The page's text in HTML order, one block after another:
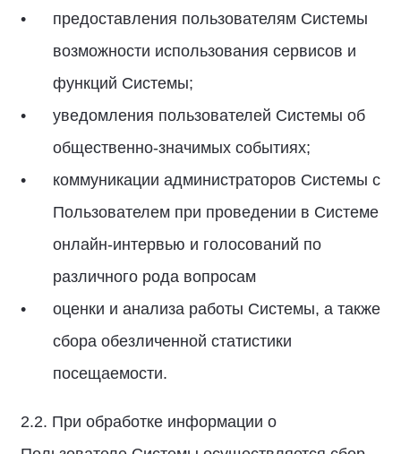
предоставления пользователям Системы
возможности использования сервисов и
функций Системы;
уведомления пользователей Системы об
общественно-значимых событиях;
коммуникации администраторов Системы с
Пользователем при проведении в Системе
онлайн-интервью и голосований по
различного рода вопросам
оценки и анализа работы Системы, а также
сбора обезличенной статистики
посещаемости.
2.2. При обработке информации о